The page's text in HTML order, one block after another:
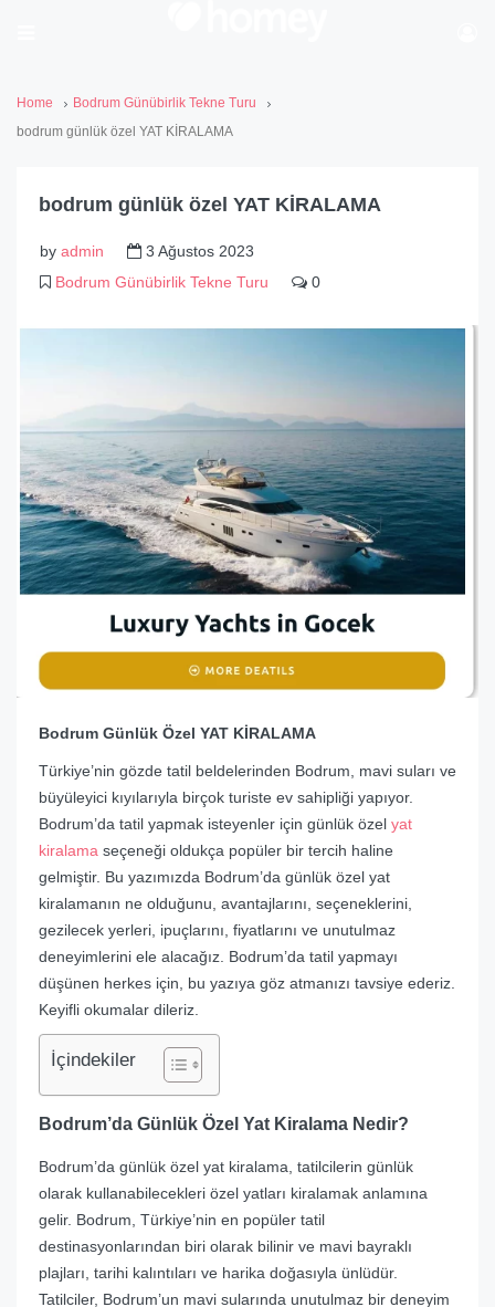
Home
Bodrum Günübirlik Tekne Turu
bodrum günlük özel YAT KİRALAMA
bodrum günlük özel YAT KİRALAMA
by admin
3 Ağustos 2023
Bodrum Günübirlik Tekne Turu
0
Bodrum Günlük Özel YAT KİRALAMA
Türkiye’nin gözde tatil beldelerinden Bodrum, mavi suları ve
büyüleyici kıyılarıyla birçok turiste ev sahipliği yapıyor.
Bodrum’da tatil yapmak isteyenler için günlük özel yat
kiralama seçeneği oldukça popüler bir tercih haline
gelmiştir. Bu yazımızda Bodrum’da günlük özel yat
kiralamanın ne olduğunu, avantajlarını, seçeneklerini,
gezilecek yerleri, ipuçlarını, fiyatlarını ve unutulmaz
deneyimlerini ele alacağız. Bodrum’da tatil yapmayı
düşünen herkes için, bu yazıya göz atmanızı tavsiye ederiz.
Keyifli okumalar dileriz.
İçindekiler
Bodrum’da Günlük Özel Yat Kiralama Nedir?
Bodrum’da günlük özel yat kiralama, tatilcilerin günlük
olarak kullanabilecekleri özel yatları kiralamak anlamına
gelir. Bodrum, Türkiye’nin en popüler tatil
destinasyonlarından biri olarak bilinir ve mavi bayraklı
plajları, tarihi kalıntıları ve harika doğasıyla ünlüdür.
Tatilciler, Bodrum’un mavi sularında unutulmaz bir deneyim